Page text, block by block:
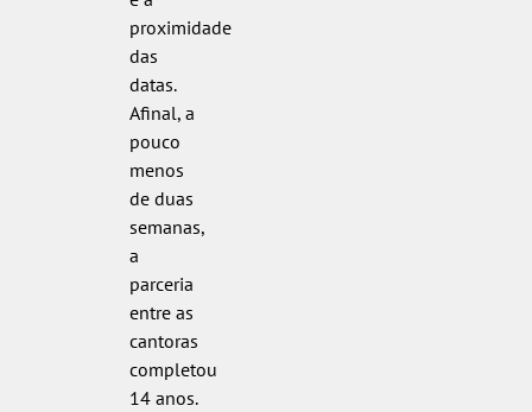
proximidade
das
datas.
Afinal, a
pouco
menos
de duas
semanas,
a
parceria
entre as
cantoras
completou
14 anos.